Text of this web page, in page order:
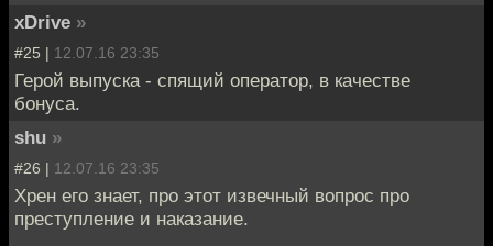
xDrive »
#25 | 12.07.16 23:35
Герой выпуска - спящий оператор, в качестве
бонуса.
shu »
#26 | 12.07.16 23:35
Хрен его знает, про этот извечный вопрос про
преступление и наказание.